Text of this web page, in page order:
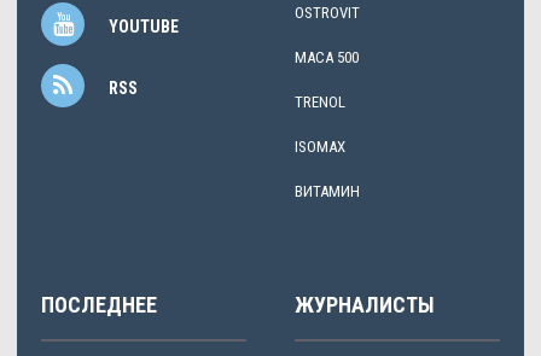
YOUTUBE
RSS
OSTROVIT
MACA 500
TRENOL
ISOMAX
ВИТАМИН
ПОСЛЕДНЕЕ ЖУРНАЛИСТЫ